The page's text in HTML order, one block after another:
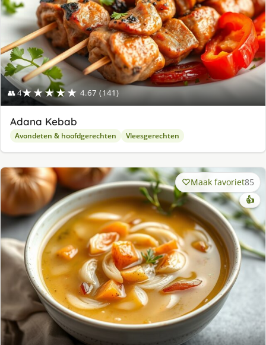
👥 4★★★★★ 4.67 (141)
Adana Kebab
Avondeten & hoofdgerechten Vleesgerechten
Maak favoriet85
👍